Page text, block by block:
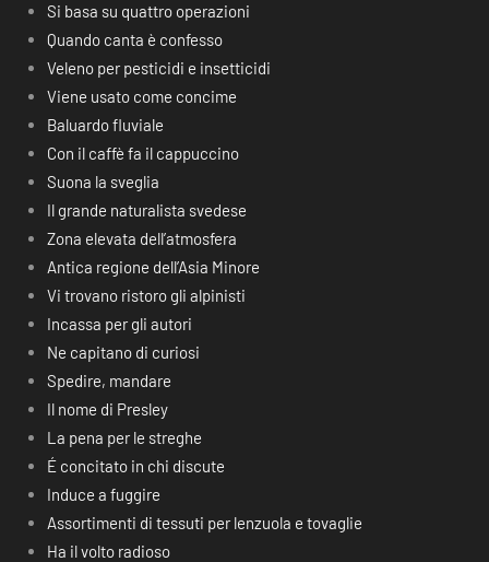
Si basa su quattro operazioni
Quando canta è confesso
Veleno per pesticidi e insetticidi
Viene usato come concime
Baluardo fluviale
Con il caffè fa il cappuccino
Suona la sveglia
Il grande naturalista svedese
Zona elevata dell’atmosfera
Antica regione dell’Asia Minore
Vi trovano ristoro gli alpinisti
Incassa per gli autori
Ne capitano di curiosi
Spedire, mandare
Il nome di Presley
La pena per le streghe
É concitato in chi discute
Induce a fuggire
Assortimenti di tessuti per lenzuola e tovaglie
Ha il volto radioso